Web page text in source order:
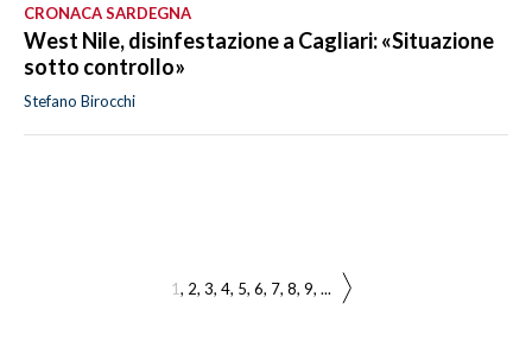
CRONACA SARDEGNA
West Nile, disinfestazione a Cagliari: «Situazione
sotto controllo»
Stefano Birocchi
1 2 3 4 5 6 7 8 9 ...